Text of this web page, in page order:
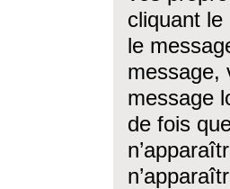
cliquant
le
message,
message
de fois